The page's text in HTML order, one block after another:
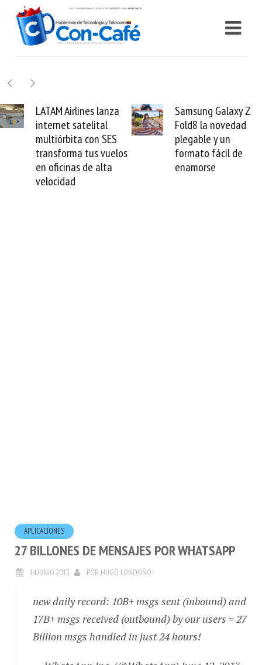
Samsung Galaxy Z
Fold8 la novedad
plegable y un
formato fácil de
enamorse
Cashea levanta 100
millones de dólares y
valida el crédito del
venezolano ante el
mundo
27 BILLONES DE MENSAJES POR WHATSAPP
14.JUNIO.2013 PORHUGO LONDOÑO
17B+ msgs received (outbound) by our users = 27
Billion msgs handled in just 24 hours!